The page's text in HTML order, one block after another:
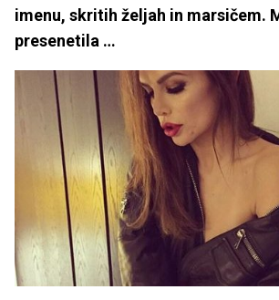
imenu, skritih željah in marsičem.
presenetila …